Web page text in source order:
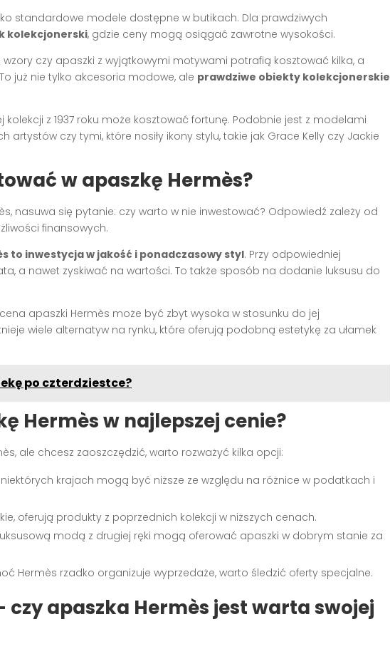
standardowe modele dostępne w butikach. Dla prawdziwych
kolekcjonerski, gdzie ceny mogą osiągać zawrotne wysokości.
wzory czy apaszki z wyjątkowymi motywami potrafią kosztować kilka, a
już nie tylko akcesoria modowe, ale prawdziwe obiekty kolekcjonerskie
kolekcji z 1937 roku może kosztować fortunę. Podobnie jest z modelami
artystów czy tymi, które nosiły ikony stylu, takie jak Grace Kelly czy Jackie
w apaszkę Hermès?
nasuwa się pytanie: czy warto w nie inwestować? Odpowiedź zależy od
finansowych.
to inwestycja w jakość i ponadczasowy styl. Przy odpowiedniej
a nawet zyskiwać na wartości. To także sposób na dodanie luksusu do
apaszki Hermès może być zbyt wysoka w stosunku do jej
wiele alternatyw na rynku, które oferują podobną estetykę za ułamek
po czterdziestce?
Hermès w najlepszej cenie?
ale chcesz zaoszczędzić, warto rozważyć kilka opcji:
krajach mogą być niższe ze względu na różnice w podatkach i
oferują produkty z poprzednich kolekcji w niższych cenach.
modą z drugiej ręki mogą oferować apaszki w dobrym stanie za
Hermès rzadko organizuje wyprzedaże, warto śledzić oferty specjalne.
czy apaszka Hermès jest warta swojej